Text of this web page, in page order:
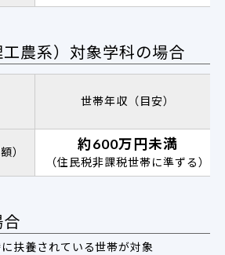
農系）対象学科の場合
世帯年収（目安）
） 約600万円未満
（住民税非課税世帯に準ずる）
扶養されている世帯が対象